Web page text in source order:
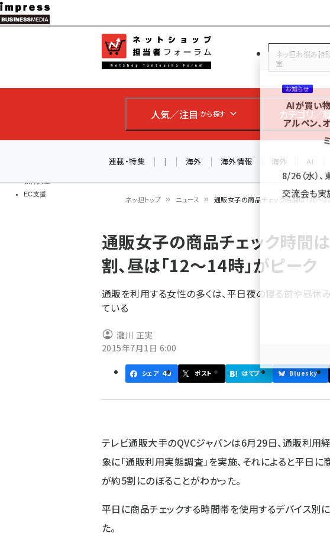
メ
イ
ン
ツ
移
教育講座
EC支援
ネットショップ担当者フォー
ネッ担お悩み相
室
人気／注目 から探す カテゴリ／
連載・特集 | 海外 海外情報 海外 AI
ン
く
ず
ネッ担トップ ニュース 通販女子の商品チェック時間は「20～
通販女子の商品チェック時間
割、昼は「12～14時」がピーク
通販を利用する女性の多くは、平日夜の寝る前や昼休
ている
瀧川 正実
2015年7月1日 6:00
シェア 49 ポスト はてブ Bluesky
テレビ通販大手のQVCジャパンは6月29日、通販利
象に「通販利用実態調査」を実施、それによると平日に
が約5割にのぼることがわかった。
平日に商品チェックする時間帯を使用するデバイス別
た。
AIが買い物
アルペン、
ミ
8/26（水）
交流会も実